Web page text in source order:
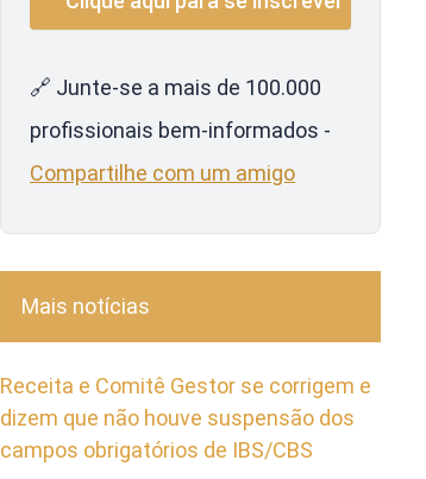
🔗 Junte-se a mais de 100.000
profissionais bem-informados -
Compartilhe com um amigo
Mais notícias
Receita e Comitê Gestor se corrigem e
dizem que não houve suspensão dos
campos obrigatórios de IBS/CBS